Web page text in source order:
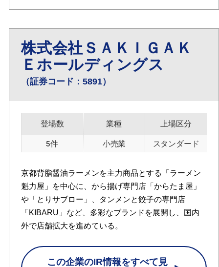
株式会社ＳＡＫＩＧＡＫ
Ｅホールディングス
（証券コード：5891）
登場数
5件
業種
小売業
上場区分
スタンダード
京都背脂醤油ラーメンを主力商品とする「ラーメン
魁力屋」を中心に、から揚げ専門店「からたま屋」
や「とりサブロー」、タンメンと餃子の専門店
「KIBARU」など、多彩なブランドを展開し、国内
外で店舗拡大を進めている。
この企業のIR情報をすべて見